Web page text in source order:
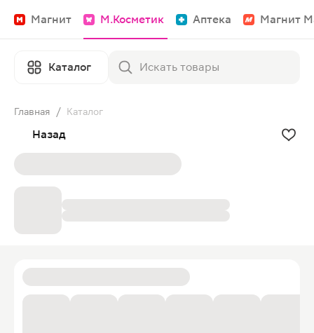
Магнит М.Косметик Аптека Магнит
Каталог
Главная / Каталог
Назад